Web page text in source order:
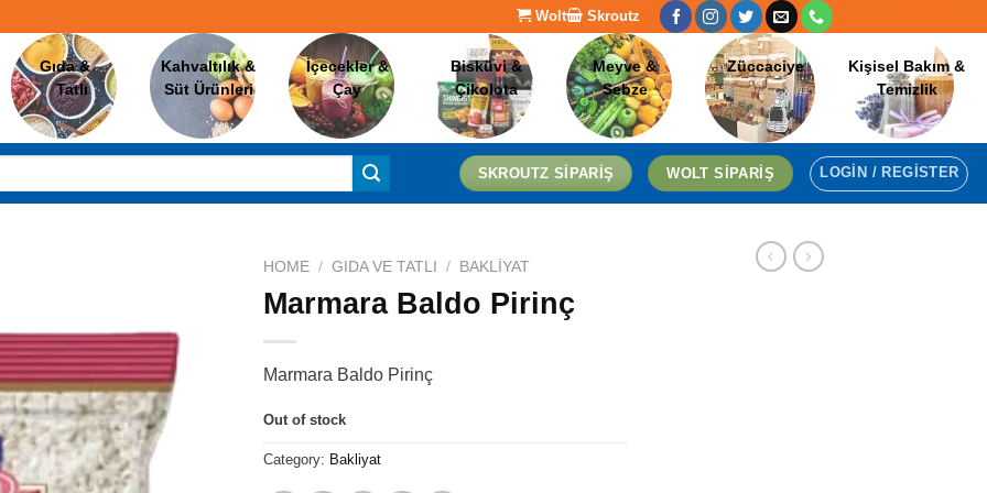
Wolt Skroutz
Gıda &
Tatlı
Kahvaltılık &
Süt Ürünleri
İçecekler &
Çay
Bisküvi &
Çikolota
Meyve &
Sebze
Züccaciye
Kişisel Bakım &
Temizlik
SKROUTZ SIPARIŞ WOLT SIPARIŞ LOGIN / REGISTER
Favorilere
Ekle
HOME / GIDA VE TATLI / BAKLIYAT
Marmara Baldo Pirinç
Marmara Baldo Pirinç
Out of stock
Category: Bakliyat